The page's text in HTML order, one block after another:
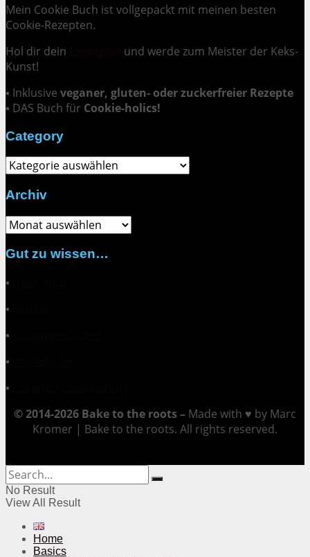
Mein Cookie Buch ist vollgepackt mit meinen besten
Cookie-Rezepten.
Hol dir dein
und werde zum Meister der Keks-
Kunst!
▪ Inklusive veganer, gluten- oder zuckerfreier Rezepte
▪ DAS Buch für Cookie-holics!
Category
Category
Archiv
Archiv
Gut zu wissen…
▪
▪
▪
▪
▪
© 2014-2026 Bake to the roots – Made with ♥ by Marc
Kromer | Bake to the roots. All rights reserved.
No Result
View All Result
Home
Basics